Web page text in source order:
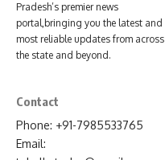
Pradesh’s premier news
portal,bringing you the latest and
most reliable updates from across
the state and beyond.
Contact
Phone: +91-7985533765
Email: